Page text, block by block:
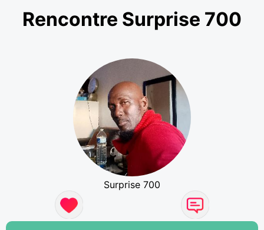
Rencontre Surprise 700
Surprise 700